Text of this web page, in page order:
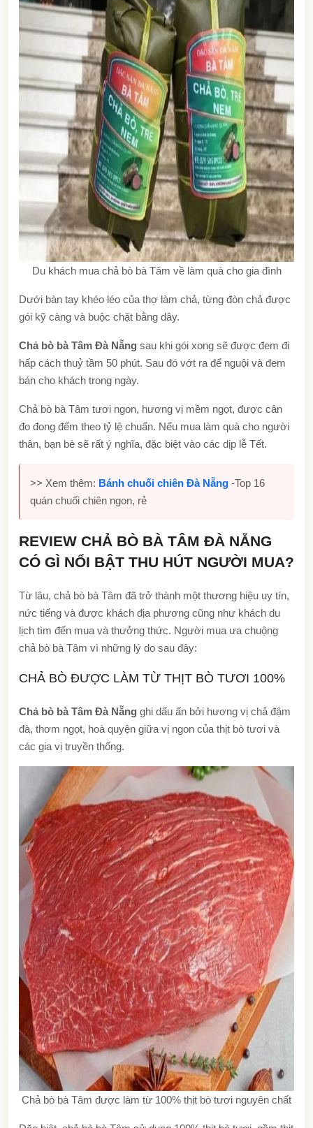
Du khách mua chả bò bà Tâm về làm quà cho gia đình
Dưới bàn tay khéo léo của thợ làm chả, từng đòn chả được
gói kỹ càng và buộc chặt bằng dây.
Chả bò bà Tâm Đà Nẵng sau khi gói xong sẽ được đem đi
hấp cách thuỷ tầm 50 phút. Sau đó vớt ra để nguội và đem
bán cho khách trong ngày.
Chả bò bà Tâm tươi ngon, hương vị mềm ngọt, được cân
đo đong đếm theo tỷ lệ chuẩn. Nếu mua làm quà cho người
thân, bạn bè sẽ rất ý nghĩa, đặc biệt vào các dịp lễ Tết.
>> Xem thêm: Bánh chuối chiên Đà Nẵng -Top 16
quán chuối chiên ngon, rẻ
REVIEW CHẢ BÒ BÀ TÂM ĐÀ NẴNG
CÓ GÌ NỔI BẬT THU HÚT NGƯỜI MUA?
Từ lâu, chả bò bà Tâm đã trở thành một thương hiệu uy tín,
nức tiếng và được khách địa phương cũng như khách du
lịch tìm đến mua và thưởng thức. Người mua ưa chuộng
chả bò bà Tâm vì những lý do sau đây:
CHẢ BÒ ĐƯỢC LÀM TỪ THỊT BÒ TƯƠI 100%
Chả bò bà Tâm Đà Nẵng ghi dấu ấn bởi hương vị chả đậm
đà, thơm ngọt, hoà quyện giữa vị ngon của thịt bò tươi và
các gia vị truyền thống.
Chả bò bà Tâm được làm từ 100% thịt bò tươi nguyên chất